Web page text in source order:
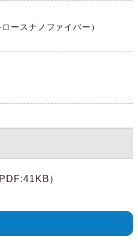
ースナノファイバー）
PDF:41KB）